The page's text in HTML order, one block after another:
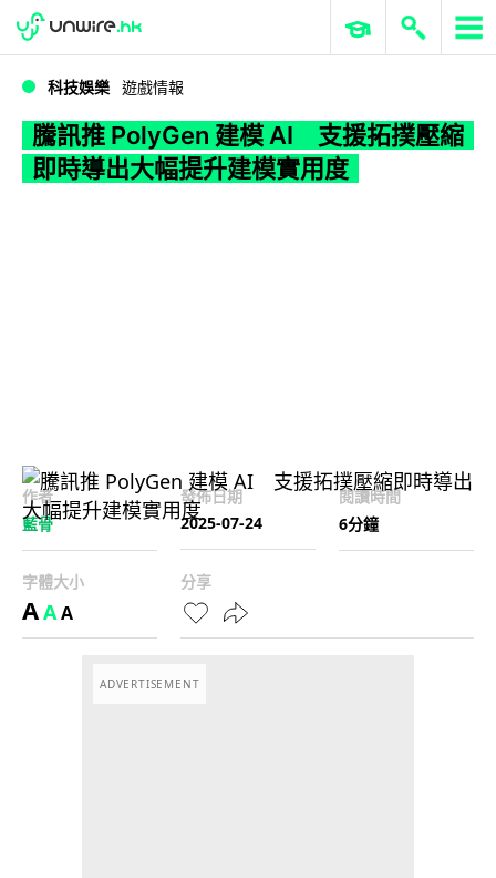
WWDC 2026 ERP 與商業 AI
科技娛樂 遊戲情報
騰訊推 PolyGen 建模 AI 支援拓撲壓縮
即時導出大幅提升建模實用度
作者
藍骨
發佈日期
2025-07-24
閱讀時間
6分鐘
字體大小
AAA
分享
ADVERTISEMENT